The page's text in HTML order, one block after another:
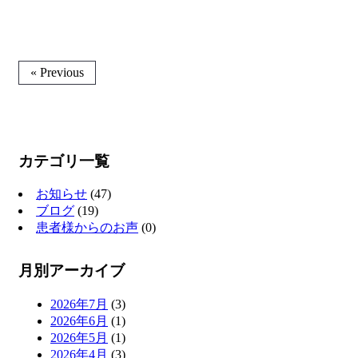
« Previous
カテゴリ一覧
お知らせ (47)
ブログ (19)
患者様からのお声 (0)
月別アーカイブ
2026年7月 (3)
2026年6月 (1)
2026年5月 (1)
2026年4月 (3)